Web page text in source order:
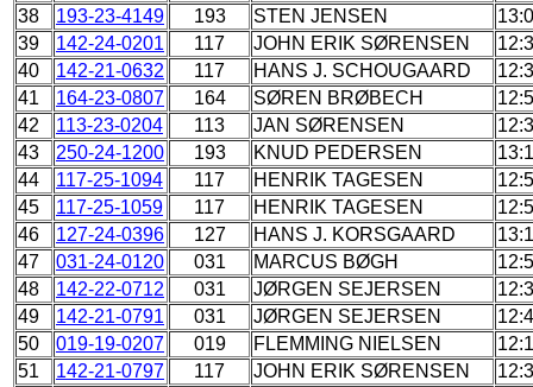
38
193-23-4149 193 STEN JENSEN
39
142-24-0201 117 JOHN ERIK SØRENSEN
40
142-21-0632 117 HANS J. SCHOUGAARD
41
164-23-0807 164 SØREN BRØBECH
42
113-23-0204 113 JAN SØRENSEN
43
250-24-1200 193 KNUD PEDERSEN
44
117-25-1094 117 HENRIK TAGESEN
45
117-25-1059 117 HENRIK TAGESEN
46
127-24-0396 127 HANS J. KORSGAARD
47
031-24-0120 031 MARCUS BØGH
48
142-22-0712 031 JØRGEN SEJERSEN
49
142-21-0791 031 JØRGEN SEJERSEN
50
019-19-0207 019 FLEMMING NIELSEN
51
142-21-0797 117 JOHN ERIK SØRENSEN